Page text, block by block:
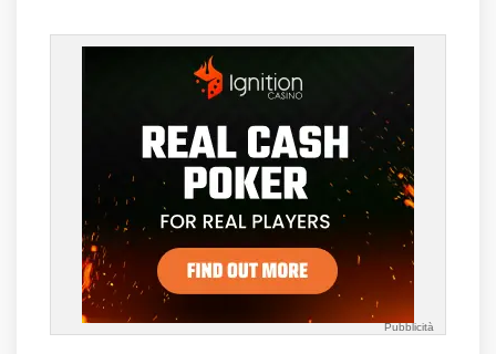
Pubblicità